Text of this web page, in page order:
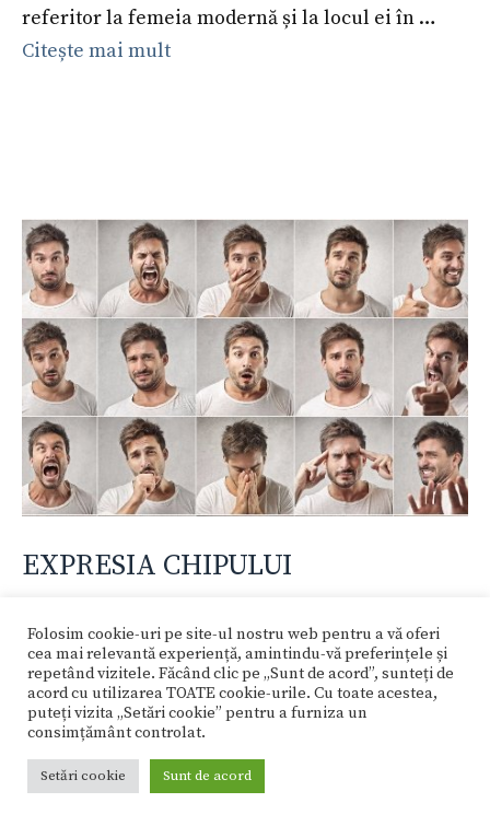
referitor la femeia modernă și la locul ei în …
Citește mai mult
EXPRESIA CHIPULUI
Descriere Expresia feţei emană din privire şi din
zâmbet (mai mult mimica decât forma gurii). Ea
exprimă mai ales gradul de relaxare (deschidere)
a persoanei : aceasta poate fi veselă sau
bucuroasă, liniştită sau neutră, tristă sau
agresivă. Se poate schimba, dar urmează
Folosim cookie-uri pe site-ul nostru web pentru a vă oferi
cea mai relevantă experiență, amintindu-vă preferințele și
repetând vizitele. Făcând clic pe „Sunt de acord”, sunteți de
acord cu utilizarea TOATE cookie-urile. Cu toate acestea,
puteți vizita „Setări cookie” pentru a furniza un
consimțământ controlat.
Setări cookie Sunt de acord